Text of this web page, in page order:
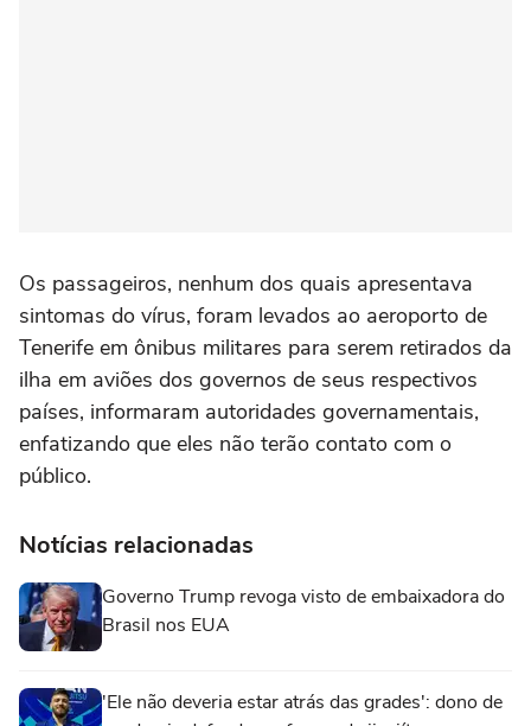
Os passageiros, nenhum dos quais apresentava
sintomas do vírus, foram levados ao aeroporto de
Tenerife em ônibus militares para serem retirados da
ilha em aviões dos governos de seus respectivos
países, informaram autoridades governamentais,
⁠enfatizando que eles não terão contato com o
público.
Notícias relacionadas
Governo Trump revoga visto de embaixadora do
Brasil nos EUA
'Ele não deveria estar atrás das grades': dono de